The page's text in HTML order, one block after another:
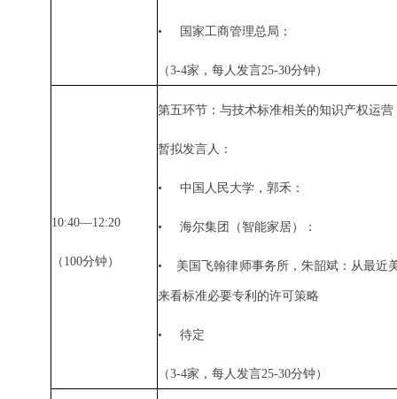
• 国家工商管理总局：
（3-4家，每人发言25-30分钟）
10:40—12:20
（ 100分钟）
第五环节：与技术标准相关的知识产权运营
暂拟发言人：
•中国人民大学，郭禾：
•海尔集团（智能家居）：
• 美国飞翰律师事务所，朱韶斌：从最近
来看标准必要专利的许可策略
•待定
（3-4家，每人发言25-30分钟）